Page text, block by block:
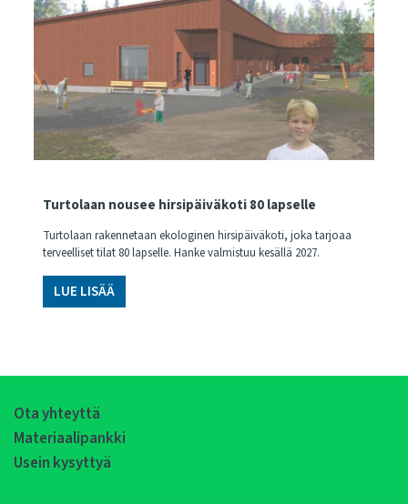
Turtolaan nousee hirsipäiväkoti 80 lapselle
Turtolaan rakennetaan ekologinen hirsipäiväkoti, joka tarjoaa
terveelliset tilat 80 lapselle. Hanke valmistuu kesällä 2027.
LUE LISÄÄ
Ota yhteyttä
Materiaalipankki
Usein kysyttyä